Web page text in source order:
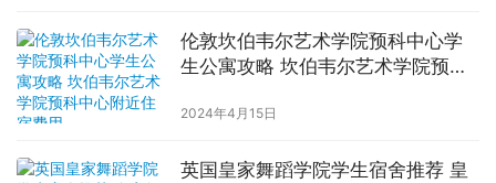
伦敦坎伯韦尔艺术学院预科中心学
生公寓攻略 坎伯韦尔艺术学院预科
2024年4月15日
英国皇家舞蹈学院学生宿舍推荐 皇